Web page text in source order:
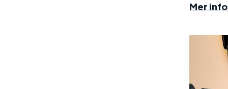
Mer